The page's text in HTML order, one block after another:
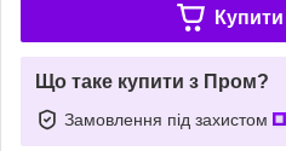
Купити
Що таке купити з Пром?
Замовлення під захистом